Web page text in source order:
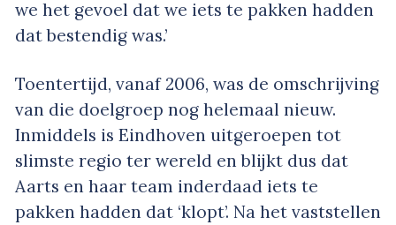
we het gevoel dat we iets te pakken hadden
dat bestendig was.’
Toentertijd, vanaf 2006, was de omschrijving
van die doelgroep nog helemaal nieuw.
Inmiddels is Eindhoven uitgeroepen tot
slimste regio ter wereld en blijkt dus dat
Aarts en haar team inderdaad iets te
pakken hadden dat ‘klopt’. Na het vaststellen